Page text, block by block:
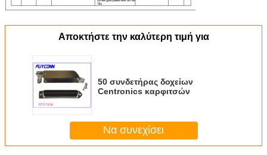
Αποκτήστε την καλύτερη τιμή για
50 συνδετήρας δοχείων
Centronics καρφιτσών
Να συνεχίσει